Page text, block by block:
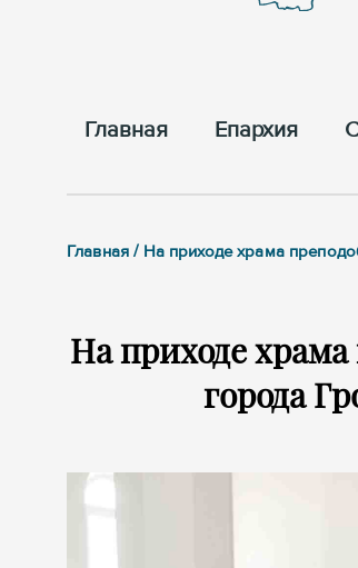
Главная Епархия
Главная / На приходе храма
На приходе
города